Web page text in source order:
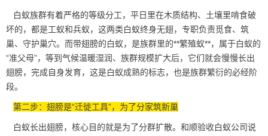
白蚁族群有着严格的等级分工，平日里在木质结构、土壤里啃食破
坏的，都是工蚁和兵蚁，这两类白蚁终身无翅，专职负责觅食、筑
巢、 守护巢穴。而带翅膀的白蚁，是族群里的**繁殖蚁**，属于白蚁的
“准父母”，等到气候温暖湿润、族群规模扩大后，它们就会慢慢长出
翅膀，完成自身发育，这是白蚁成熟的标志，也是族群繁衍的必经阶
段。
第二步：翅膀是“迁徙工具”，为了分家筑新巢
白蚁长出翅膀，核心目的就是为了分群扩散。和顺验收白蚁公司说